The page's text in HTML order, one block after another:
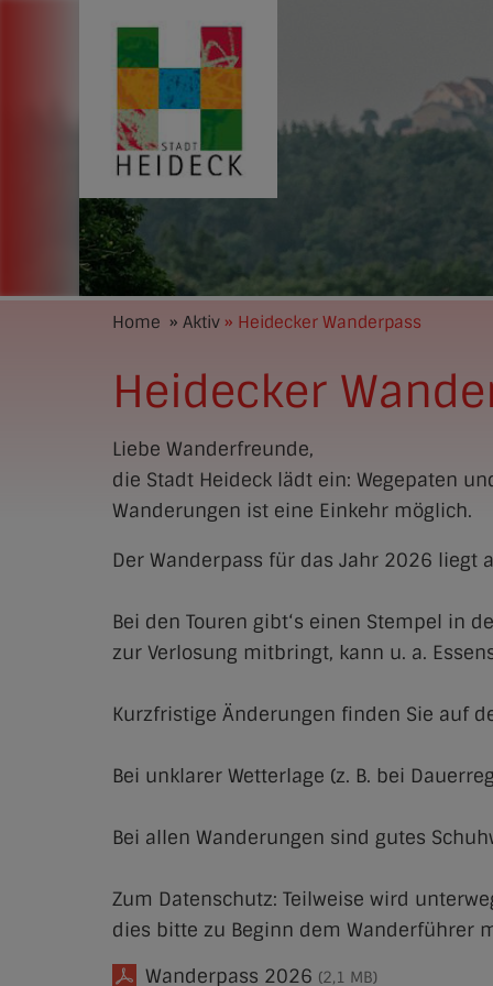
Home » Aktiv » Heidecker Wanderpass
Heidecker
Liebe Wanderfreunde,
die Stadt Heideck lädt ein: Wegepaten
Wanderungen ist eine Einkehr möglich.
Der Wanderpass für das Jahr 2026 liegt
Bei den Touren gibt‘s einen Stempel in
zur Verlosung mitbringt, kann u. a.
Kurzfristige Änderungen finden Sie auf
Bei unklarer Wetterlage (z. B. bei
Bei allen Wanderungen sind gutes
Zum Datenschutz: Teilweise wird
dies bitte zu Beginn dem Wanderführer
Wanderpass 2026 (2,1 MB)